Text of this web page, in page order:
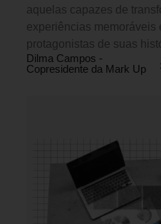
aquelas capazes de
experiências memoráveis
protagonistas de suas
Dilma Campos -
Copresidente da Mark Up